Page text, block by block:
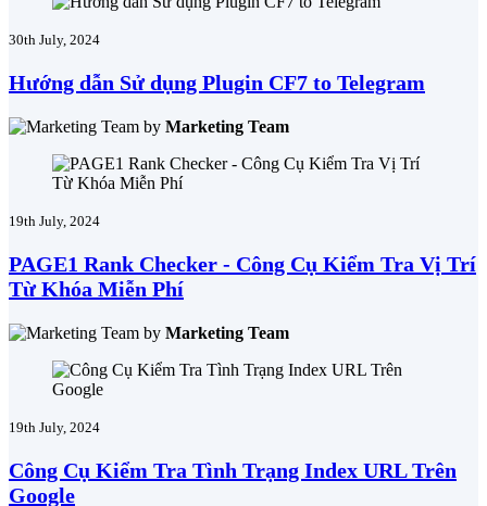
30th July, 2024
Hướng dẫn Sử dụng Plugin CF7 to Telegram
by Marketing Team
19th July, 2024
PAGE1 Rank Checker - Công Cụ Kiểm Tra Vị Trí
Từ Khóa Miễn Phí
by Marketing Team
19th July, 2024
Công Cụ Kiểm Tra Tình Trạng Index URL Trên
Google